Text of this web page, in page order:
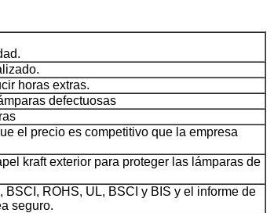
horas extras.
defectuosas
el precio es competitivo que la empresa
kraft exterior para proteger las lámparas de
BSCI, ROHS, UL, BSCI y BIS y el informe de
seguro.